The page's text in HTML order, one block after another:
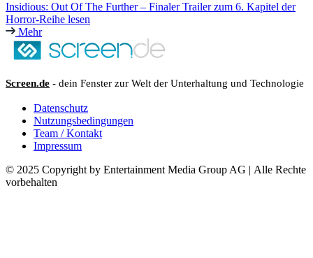
Insidious: Out Of The Further – Finaler Trailer zum 6. Kapitel der
Horror-Reihe lesen
Mehr
Screen.de - dein Fenster zur Welt der Unterhaltung und Technologie
Datenschutz
Nutzungsbedingungen
Team / Kontakt
Impressum
© 2025 Copyright by Entertainment Media Group AG | Alle Rechte
vorbehalten